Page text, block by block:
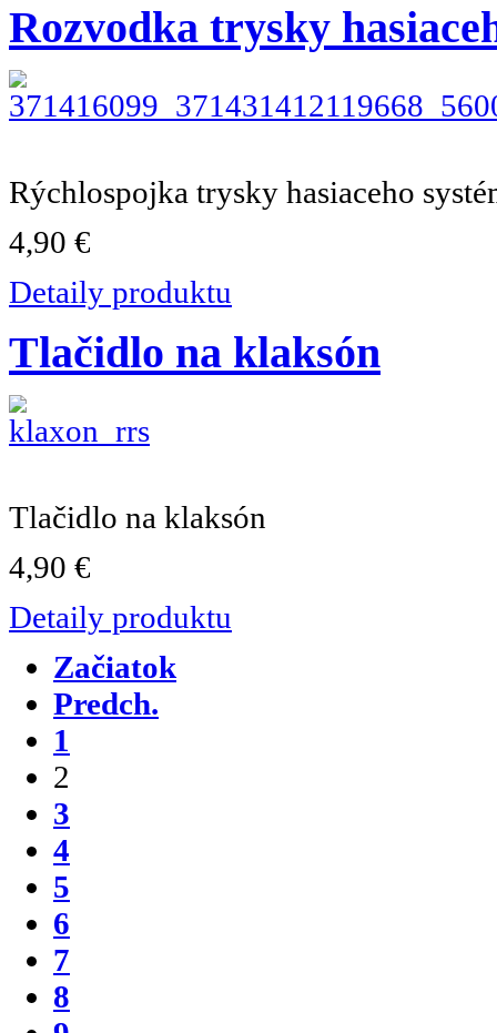
Rozvodka trysky
Rýchlospojka trysky hasiaceho
4,90 €
Detaily produktu
Tlačidlo na klaksón
Tlačidlo na klaksón
4,90 €
Detaily produktu
Začiatok
Predch.
1
2
3
4
5
6
7
8